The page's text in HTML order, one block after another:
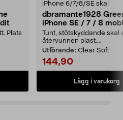
Plats
iPhone 6/7/8/SE skal
dbramante1928
iPhone SE / 7 / 8
Tunt, stötskyddande skal
återvunnen plast....
Utförande: Clear Soft
144,90
Lägg i varukorg